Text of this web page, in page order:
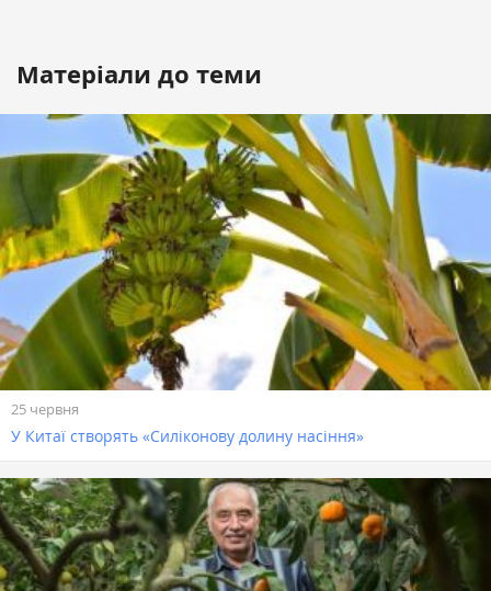
Матеріали до теми
25 червня
У Китаї створять «Силіконову долину насіння»